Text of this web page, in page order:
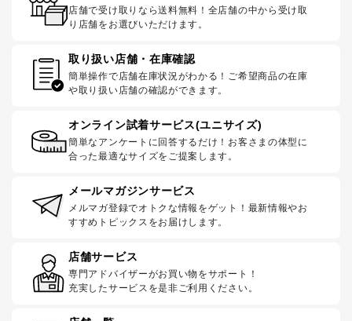
店舗で受け取りなら送料無料！全店舗の中から受け取
り店舗をお選びいただけます。
取り扱い店舗・在庫確認
簡単操作で店舗在庫状況がわかる！ご希望商品の在庫
や取り扱い店舗の確認ができます。
オンライン試着サービス(ユニサイズ)
簡単なアンケートに回答するだけ！お客さまの体型に
合った最適なサイズをご提案します。
メールマガジンサービス
メルマガ登録でオトクな情報をゲット！最新情報やお
すすめトピックスをお届けします。
店舗サービス
専門アドバイザーがお買い物をサポート！
充実したサービスを是非ご利用ください。